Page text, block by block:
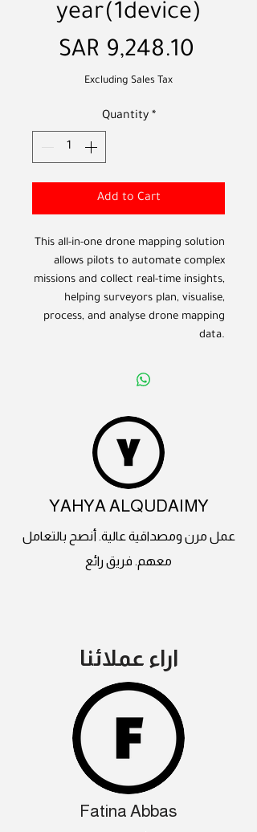
year(1device)
SAR 9,248.10
Excluding Sales Tax
Quantity *
Add to Cart
This all-in-one drone mapping solution
allows pilots to automate complex
missions and collect real-time insights,
helping surveyors plan, visualise,
process, and analyse drone mapping
data.
YAHYA ALQUDAIMY
عمل مرن ومصداقية عالية. أنصح بالتعامل
معهم. فريق رائع
اراء عملائنا
Fatina Abbas